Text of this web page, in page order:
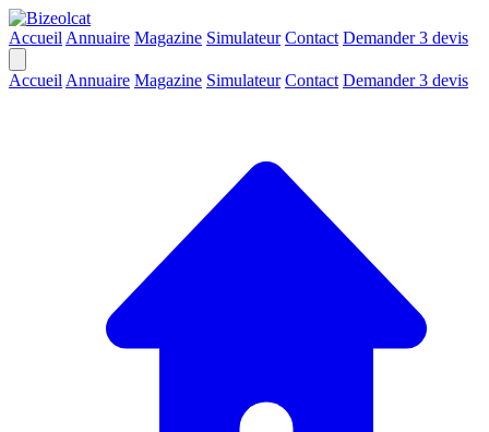
Accueil Annuaire Magazine Simulateur Contact Demander 3 devis
Accueil Annuaire Magazine Simulateur Contact Demander 3 devis